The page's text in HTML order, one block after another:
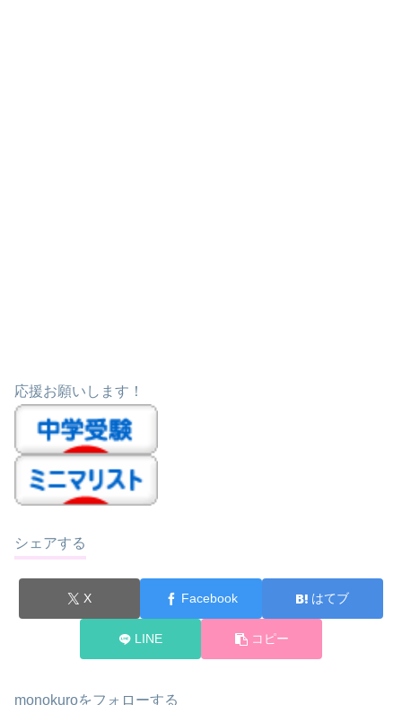
応援お願いします！
シェアする
X Facebook はてブ
LINE コピー
monokuroをフォローする